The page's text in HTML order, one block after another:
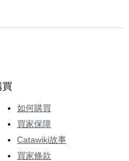
買
如何購買
買家保障
Catawiki故事
買家條款